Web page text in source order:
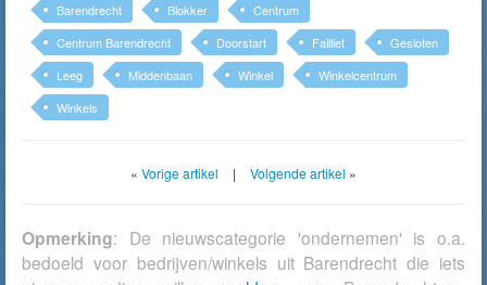
Barendrecht Blokker
Centrum
Centrum Barendrecht
Doorstart Failliet
Gesloten
Leeg
Middenbaan Winkel
Winkelcentrum
Winkels
« Vorige artikel | Volgende artikel »
Opmerking: De nieuwscategorie 'ondernemen' is o.a.
bedoeld voor bedrijven/winkels uit Barendrecht die iets